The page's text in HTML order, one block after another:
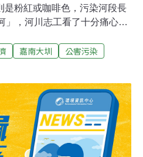
是粉紅或咖啡色，污染河段長
」，河川志工看了十分痛心，
於在長和路仁愛橋下的河岸草
跡，研判是遭人偷倒染劑或
但最近不肖業者又死灰復燃，
數量實在太多，污染的河段從
圳延伸，估計約有2.5公
河段因污染嚴重，長期呈現墨
橋之隔分成兩種顏色。台南市
嘉南大圳
公害污染